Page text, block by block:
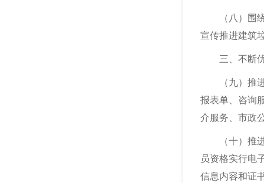
（八）围绕
宣传推进建筑
三、不断优
（九）推进
报表单、咨询
介服务、市政
（十）推进
员资格实行电
信息内容和证